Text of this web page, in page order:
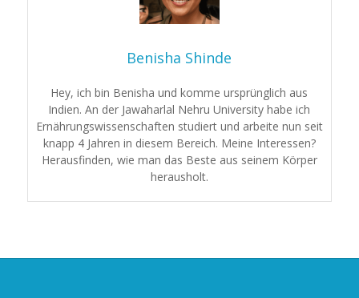
Benisha Shinde
Hey, ich bin Benisha und komme ursprünglich aus
Indien. An der Jawaharlal Nehru University habe ich
Ernährungswissenschaften studiert und arbeite nun seit
knapp 4 Jahren in diesem Bereich. Meine Interessen?
Herausfinden, wie man das Beste aus seinem Körper
herausholt.